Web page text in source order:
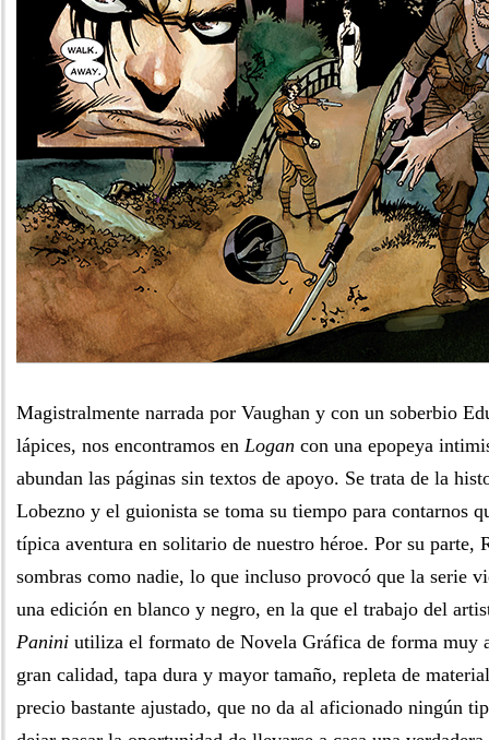
Magistralmente narrada por Vaughan y con un soberbio
lápices, nos encontramos en Logan con una epopeya
abundan las páginas sin textos de apoyo. Se trata de la
Lobezno y el guionista se toma su tiempo para contarnos
típica aventura en solitario de nuestro héroe. Por su parte,
sombras como nadie, lo que incluso provocó que la serie
una edición en blanco y negro, en la que el trabajo del
Panini utiliza el formato de Novela Gráfica de forma muy
gran calidad, tapa dura y mayor tamaño, repleta de
precio bastante ajustado, que no da al aficionado ningún